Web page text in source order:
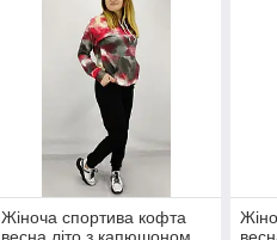
Жіноча спортива кофта
весна літо з капюшоном